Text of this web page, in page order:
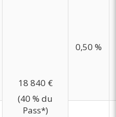
18 840 €
(40 % du
Pass*)
0,50 %